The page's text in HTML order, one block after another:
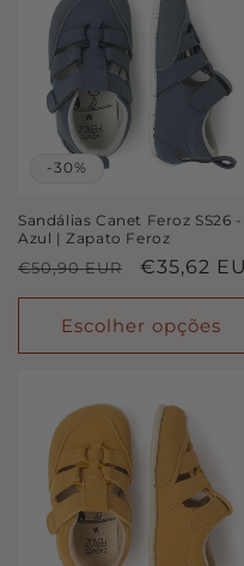
-30%
Sandálias Canet Feroz SS26 -
Azul | Zapato Feroz
Preço
normal
€50,90 EUR
Preço
de
saldo
€35,62
Escolher opções